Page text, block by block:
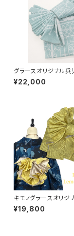
グラースオリジナル
イアンフェンス ター
ラチナ ポリエステル
¥22,000
キモノグラースオリジ
帯 Luster（ラスター
パール ポリエステル
¥19,800